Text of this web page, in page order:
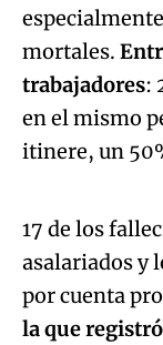
mortales.
trabajadores:
en el mismo
itinere, un
17 de los
asalariados y
por cuenta
la que